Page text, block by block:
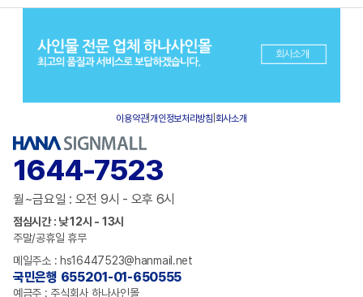
이용약관|개인정보처리방침 회사소개
1644-7523
월~금요일 : 오전 9시 - 오후 6시
점심시간 : 낮 12시 - 13시
주말/공휴일 휴무
메일주소 : hs16447523@hanmail.net
국민은행 655201-01-650555
예금주 : 주식회사 하나사인몰